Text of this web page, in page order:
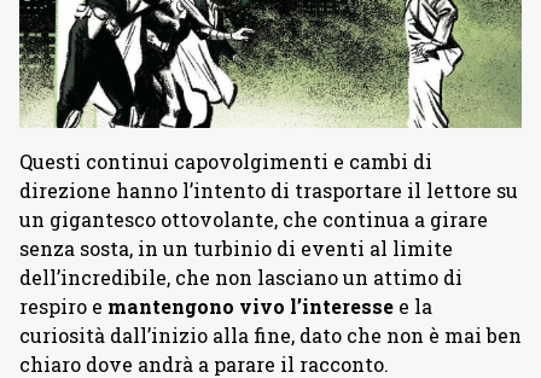
Questi continui capovolgimenti e cambi di
direzione hanno l’intento di trasportare il lettore su
un gigantesco ottovolante, che continua a girare
senza sosta, in un turbinio di eventi al limite
dell’incredibile, che non lasciano un attimo di
respiro e mantengono vivo l’interesse e la
curiosità dall’inizio alla fine, dato che non è mai ben
chiaro dove andrà a parare il racconto.